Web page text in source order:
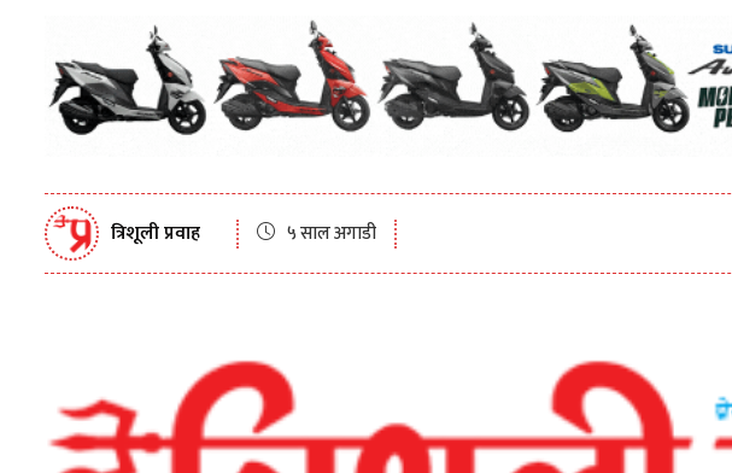
त्रिशूली प्रवाह ५ साल अगाडी